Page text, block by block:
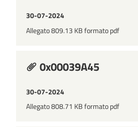
30-07-2024
Allegato 809.13 KB formato pdf
0x00039A45
30-07-2024
Allegato 808.71 KB formato pdf